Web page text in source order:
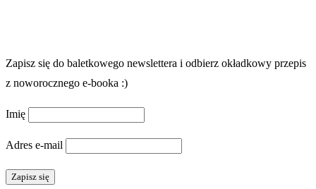
Zapisz się do baletkowego newslettera i odbierz okładkowy przepis
z noworocznego e-booka :)
Imię
Adres e-mail